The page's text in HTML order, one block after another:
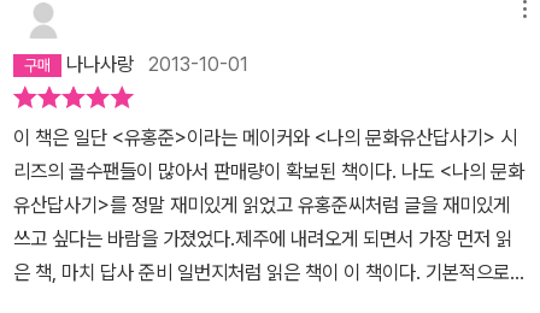
다. 결혼 16년차가 되었지만 여전히 제주에 가면 막막한 벽 같은 게
느껴졌는데 이 책을 읽으며 무릎을 쳤다. 같은 제주어를 사용하지 않
는다는 것, 이것이 바로 내가 제주 사람들과 완전 소통이 되지 않는 가
장 큰 벽이었구나 싶었다. 지금이야 듣고 있으면 무슨 말을 하는지 분
위기로 이해하는 부분들이 생겼지만 처음엔 친척 할머니들께서 이야
기를 하시는데 내내 귀를 귀울여도 무슨 말인지 알아들을 수가 없었
다. 남편도 평소에는 전혀 제주말을 안 쓰다가 제주 사람을 만나거나
전화 통화를 할라치면 제주말만 써서 딴사람 같은 느낌이 들곤 한
질하다 보면 조류에 실려온 다른 마을 해녀 시체를 만나는 일도 빈번
미묘한 색변화를 살피고 바람의 방향과 조류를 계산하여 시체를 찾아
냈다고. 그러나 내일의 목숨을 잇기 위해 오늘에 목숨 걸었던 해녀들
의 생활사를 누가 감히 처절하다 연민할 수 있을까. 내게는 차라리 위
대한 전설처럼 아득하고도 감격적으로 느껴지는 것을.
나나사랑 2013-10-01
이 책은 일단 <유홍준>이라는 메이커와 <나의 문화유산답사기> 시
리즈의 골수팬들이 많아서 판매량이 확보된 책이다. 나도 <나의 문화
유산답사기>를 정말 재미있게 읽었고 유홍준씨처럼 글을 재미있게
쓰고 싶다는 바람을 가졌었다.제주에 내려오게 되면서 가장 먼저 읽
은 책, 마치 답사 준비 일번지처럼 읽은 책이 이 책이다. 기본적으로